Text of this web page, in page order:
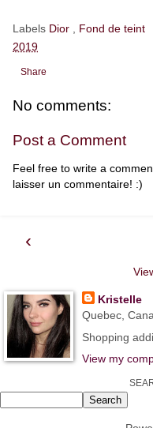
Labels Dior , Fond de teint
2019
Share
No comments:
Post a Comment
Feel free to write a
laisser un commentaire! :)
‹
Kristelle
Quebec,
Shopping
View my